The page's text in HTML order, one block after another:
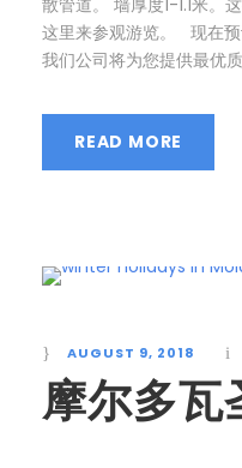
散管道。 墙厚度1-1.1米。
这里来参观游览。 现在预
我们公司将为您提供最优质
READ MORE
AUGUST 9, 2018
摩尔多瓦